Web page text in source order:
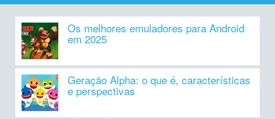
Os melhores emuladores para Android
em 2025
Geração Alpha: o que é, características
e perspectivas